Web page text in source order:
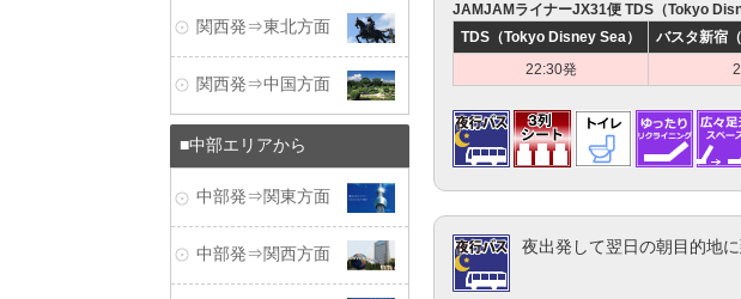
JAMJAMライナーJX31便 TDS（Tokyo
TDS（Tokyo Disney Sea）
バスタ新宿
22:30発
夜出発して翌日の朝目的地
関西発⇒東北方面
関西発⇒中国方面
中部エリアから
中部発⇒関東方面
中部発⇒関西方面